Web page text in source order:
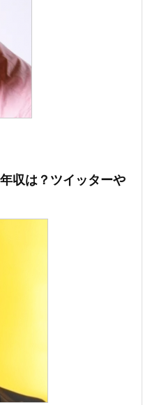
収は？ツイッターや